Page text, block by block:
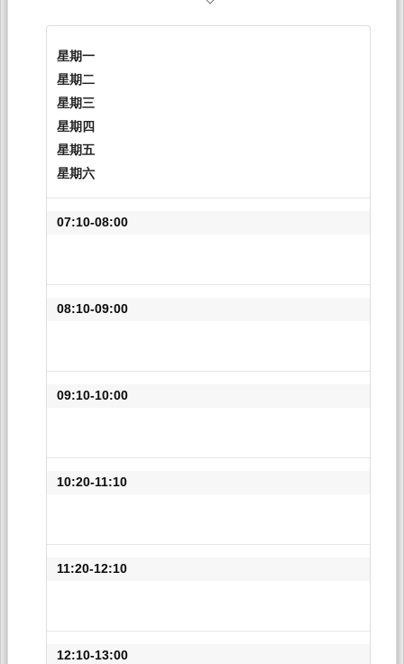
星期一
星期二
星期三
星期四
星期五
星期六
07:10-08:00
08:10-09:00
09:10-10:00
10:20-11:10
11:20-12:10
12:10-13:00